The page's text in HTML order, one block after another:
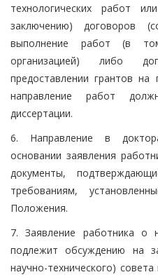
технологических работ
заключению) договоров
выполнение работ (в
организацией) либо
предоставлении грантов
направление работ
диссертации.
6. Направление в
основании заявления
документы,
требованиям,
Положения.
7. Заявление работника о
подлежит обсуждению на
научно-технического)